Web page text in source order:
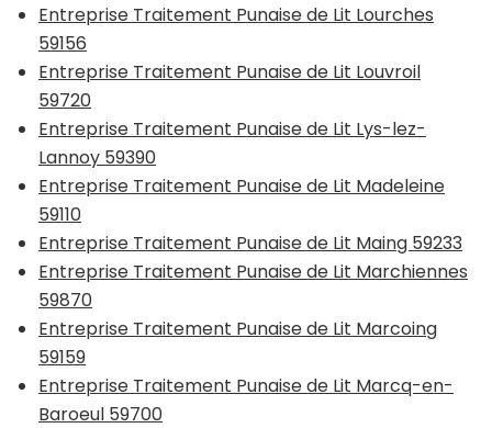
Entreprise Traitement Punaise de Lit Lourches
59156
Entreprise Traitement Punaise de Lit Louvroil
59720
Entreprise Traitement Punaise de Lit Lys-lez-
Lannoy 59390
Entreprise Traitement Punaise de Lit Madeleine
59110
Entreprise Traitement Punaise de Lit Maing 59233
Entreprise Traitement Punaise de Lit Marchiennes
59870
Entreprise Traitement Punaise de Lit Marcoing
59159
Entreprise Traitement Punaise de Lit Marcq-en-
Baroeul 59700